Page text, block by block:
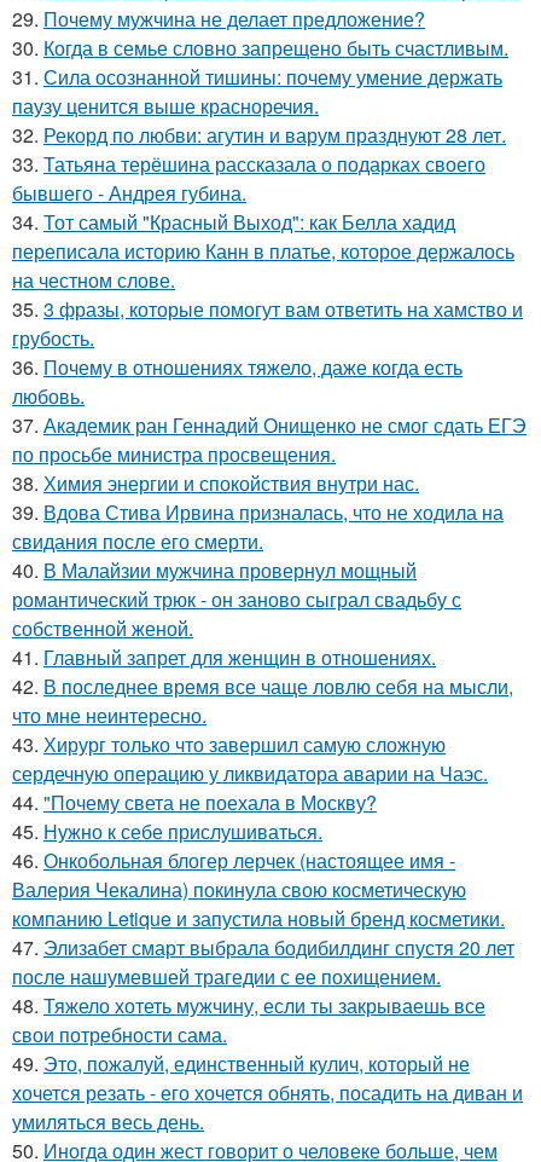
29. Почему мужчина не делает предложение?
30. Когда в семье словно запрещено быть счастливым.
31. Сила осознанной тишины: почему умение держать
паузу ценится выше красноречия.
32. Рекорд по любви: агутин и варум празднуют 28 лет.
33. Татьяна терёшина рассказала о подарках своего
бывшего - Андрея губина.
34. Тот самый "Красный Выход": как Белла хадид
переписала историю Канн в платье, которое держалось
на честном слове.
35. 3 фразы, которые помогут вам ответить на хамство и
грубость.
36. Почему в отношениях тяжело, даже когда есть
любовь.
37. Академик ран Геннадий Онищенко не смог сдать ЕГЭ
по просьбе министра просвещения.
38. Химия энергии и спокойствия внутри нас.
39. Вдова Стива Ирвина призналась, что не ходила на
свидания после его смерти.
40. В Малайзии мужчина провернул мощный
романтический трюк - он заново сыграл свадьбу с
собственной женой.
41. Главный запрет для женщин в отношениях.
42. В последнее время все чаще ловлю себя на мысли,
что мне неинтересно.
43. Хирург только что завершил самую сложную
сердечную операцию у ликвидатора аварии на Чаэс.
44. "Почему света не поехала в Москву?
45. Нужно к себе прислушиваться.
46. Онкобольная блогер лерчек (настоящее имя -
Валерия Чекалина) покинула свою косметическую
компанию Letique и запустила новый бренд косметики.
47. Элизабет смарт выбрала бодибилдинг спустя 20 лет
после нашумевшей трагедии с ее похищением.
48. Тяжело хотеть мужчину, если ты закрываешь все
свои потребности сама.
49. Это, пожалуй, единственный кулич, который не
хочется резать - его хочется обнять, посадить на диван и
умиляться весь день.
50. Иногда один жест говорит о человеке больше, чем